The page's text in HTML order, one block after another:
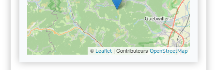
© Leaflet| Contributeurs OpenStreetMap